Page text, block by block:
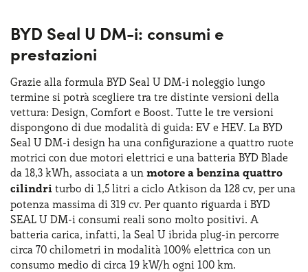
BYD Seal U DM-i: consumi e
prestazioni
Grazie alla formula BYD Seal U DM-i noleggio lungo
termine si potrà scegliere tra tre distinte versioni della
vettura: Design, Comfort e Boost. Tutte le tre versioni
dispongono di due modalità di guida: EV e HEV. La BYD
Seal U DM-i design ha una configurazione a quattro ruote
motrici con due motori elettrici e una batteria BYD Blade
da 18,3 kWh, associata a un motore a benzina quattro
cilindri turbo di 1,5 litri a ciclo Atkison da 128 cv, per una
potenza massima di 319 cv. Per quanto riguarda i BYD
SEAL U DM-i consumi reali sono molto positivi. A
batteria carica, infatti, la Seal U ibrida plug-in percorre
circa 70 chilometri in modalità 100% elettrica con un
consumo medio di circa 19 kW/h ogni 100 km.